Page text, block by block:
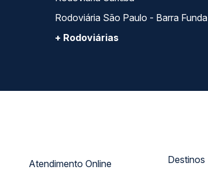
Rodoviária São Paulo - Barra Funda
+ Rodoviárias
Atendimento Online
Destinos